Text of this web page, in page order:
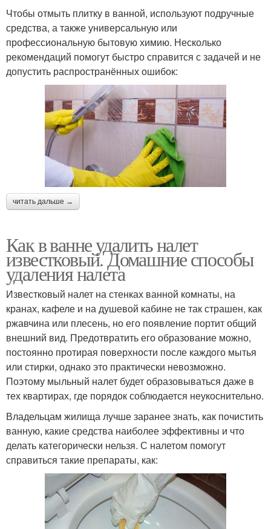
Чтобы отмыть плитку в ванной, используют подручные
средства, а также универсальную или
профессиональную бытовую химию. Несколько
рекомендаций помогут быстро справится с задачей и не
допустить распространённых ошибок:
читать дальше →
Как в ванне удалить налет
известковый. Домашние способы
удаления налета
Известковый налет на стенках ванной комнаты, на
кранах, кафеле и на душевой кабине не так страшен, как
ржавчина или плесень, но его появление портит общий
внешний вид. Предотвратить его образование можно,
постоянно протирая поверхности после каждого мытья
или стирки, однако это практически невозможно.
Поэтому мыльный налет будет образовываться даже в
тех квартирах, где порядок соблюдается неукоснительно.
Владельцам жилища лучше заранее знать, как почистить
ванную, какие средства наиболее эффективны и что
делать категорически нельзя. С налетом помогут
справиться такие препараты, как: